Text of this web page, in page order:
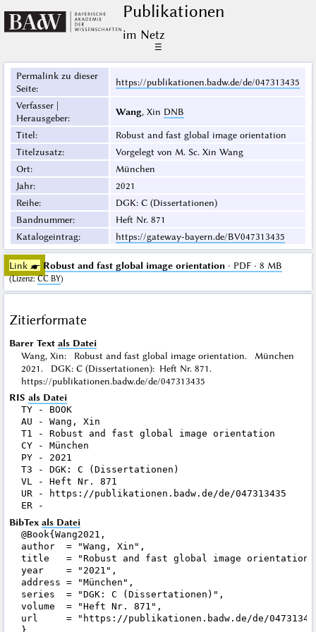
Publikationen
im Netz
☰
Permalink zu dieser
Seite:
https://publikationen.badw.de/de/047313435
Verfasser |
Herausgeber:
Wang, Xin DNB
Titel:
Robust and fast global image orientation
Titelzusatz:
Vorgelegt von M. Sc. Xin Wang
Ort:
München
Jahr:
2021
Reihe:
DGK: C (Dissertationen)
Bandnummer:
Heft Nr. 871
Katalogeintrag: https://gateway-bayern.de/BV047313435
Link ☛ Robust and fast global image orientation· PDF · 8 MB
(Lizenz:CC BY)
Zitierformate
Barer Text als Datei
Wang, Xin: Robust and fast global image orientation. München
2021. DGK: C (Dissertationen): Heft Nr. 871.
https://publikationen.badw.de/de/047313435
RIS als Datei
TY - BOOK
AU - Wang, Xin
T1 - Robust and fast global image orientation
CY - München
PY - 2021
T3 - DGK: C (Dissertationen)
VL - Heft Nr. 871
UR - https://publikationen.badw.de/de/047313435
BibTex als Datei
@Book{Wang2021,
author  = "Wang, Xin",
title   = "Robust and fast global image
year    = "2021",
address = "München",
series  = "DGK: C (Dissertationen)",
volume  = "Heft Nr. 871",
url     = "https://publikationen.badw.de/de/